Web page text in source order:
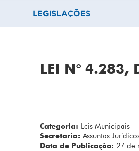
LEGISLAÇÕES
LEI N° 4.283,
Categoria: Leis Municipais
Secretaria:Assuntos
Data de Publicação: 27 de